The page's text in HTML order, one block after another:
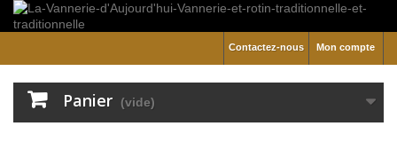
Mon compte
Contactez-nous
Panier (vide)